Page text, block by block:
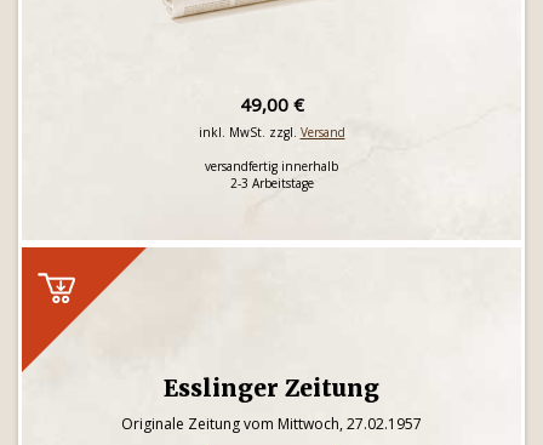
49,00 €
inkl. MwSt. zzgl. Versand
versandfertig innerhalb
2-3 Arbeitstage
Esslinger Zeitung
Originale Zeitung vom Mittwoch, 27.02.1957